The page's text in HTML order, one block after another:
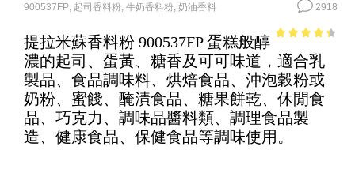
900537FP, 起司香料粉, 牛奶香料粉, 奶油香料 2918
of 5
提拉米蘇香料粉 900537FP 蛋糕般醇
濃的起司、蛋黃、糖香及可可味道，適合乳
製品、食品調味料、烘焙食品、沖泡穀粉或
奶粉、蜜餞、醃漬食品、糖果餅乾、休閒食
品、巧克力、調味品醬料類、調理食品製
造、健康食品、保健食品等調味使用。